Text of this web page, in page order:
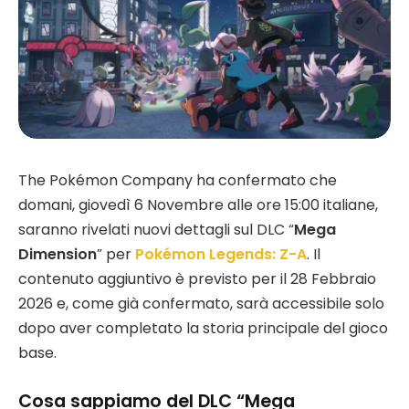
The Pokémon Company ha confermato che
domani, giovedì 6 Novembre alle ore 15:00 italiane,
saranno rivelati nuovi dettagli sul DLC “Mega
Dimension” per Pokémon Legends: Z-A. Il
contenuto aggiuntivo è previsto per il 28 Febbraio
2026 e, come già confermato, sarà accessibile solo
dopo aver completato la storia principale del gioco
base.
Cosa sappiamo del DLC “Mega